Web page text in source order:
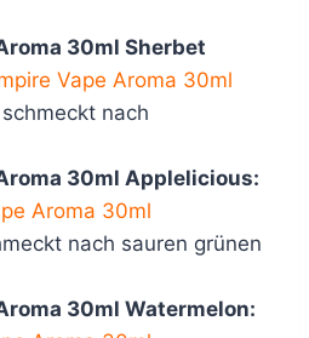
30ml Sherbet
Vape Aroma 30ml
schmeckt nach
30ml Applelicious:
Aroma 30ml
nach sauren grünen
30ml Watermelon: